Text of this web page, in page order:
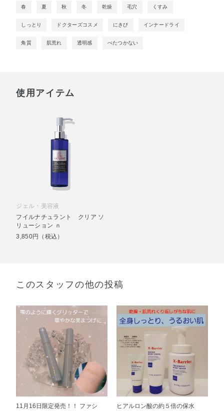
春 夏 秋 冬 乾燥 毛穴 くすみ
しっとり ドクターズコスメ にきび インナードライ
角質 肌荒れ 透明感 べたつかない
使用アイテム
ジェル・美容液
フイルナチュラント クリア ソ
リューション ｎ
3,850円（税込）
このスタッフの他の投稿
11月16日限定発売！！ ファシ
ヒアルロン酸の約５倍の保水